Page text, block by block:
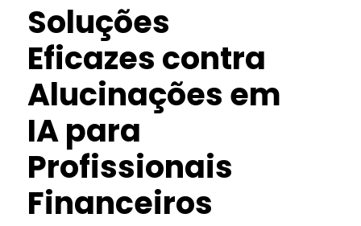
Soluções
Eficazes contra
Alucinações em
IA para
Profissionais
Financeiros